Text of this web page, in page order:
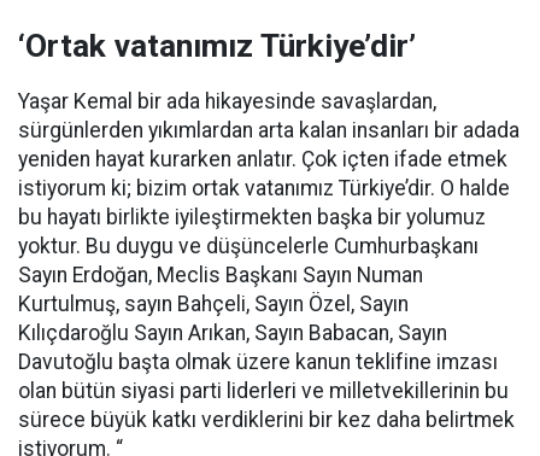
‘Ortak vatanımız Türkiye’dir’
Yaşar Kemal bir ada hikayesinde savaşlardan,
sürgünlerden yıkımlardan arta kalan insanları bir adada
yeniden hayat kurarken anlatır. Çok içten ifade etmek
istiyorum ki; bizim ortak vatanımız Türkiye’dir. O halde
bu hayatı birlikte iyileştirmekten başka bir yolumuz
yoktur. Bu duygu ve düşüncelerle Cumhurbaşkanı
Sayın Erdoğan, Meclis Başkanı Sayın Numan
Kurtulmuş, sayın Bahçeli, Sayın Özel, Sayın
Kılıçdaroğlu Sayın Arıkan, Sayın Babacan, Sayın
Davutoğlu başta olmak üzere kanun teklifine imzası
olan bütün siyasi parti liderleri ve milletvekillerinin bu
sürece büyük katkı verdiklerini bir kez daha belirtmek
istiyorum. “